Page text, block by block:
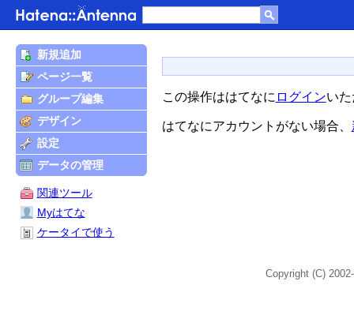
この操作ははてなに ログインい
はてなにアカウントがない場合、
新規追加
ページ一覧
グループ編集
デザイン
設定
データの管理
関連ツール
Myはてな
ケータイで使う
Copyright (C)